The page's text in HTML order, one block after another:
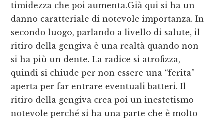
timidezza che poi aumenta.Già qui si ha un
danno caratteriale di notevole importanza. In
secondo luogo, parlando a livello di salute, il
ritiro della gengiva è una realtà quando non
si ha più un dente. La radice si atrofizza,
quindi si chiude per non essere una “ferita”
aperta per far entrare eventuali batteri. Il
ritiro della gengiva crea poi un inestetismo
notevole perché si ha una parte che è molto